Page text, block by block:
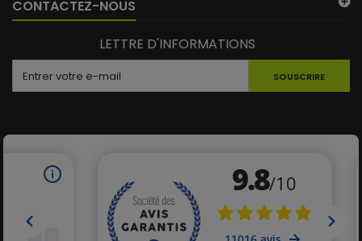
CONTACTEZ-NOUS
LETTRE D'INFORMATIONS
SOUSCRIRE